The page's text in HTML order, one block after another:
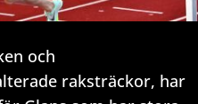
och
raksträckor, har